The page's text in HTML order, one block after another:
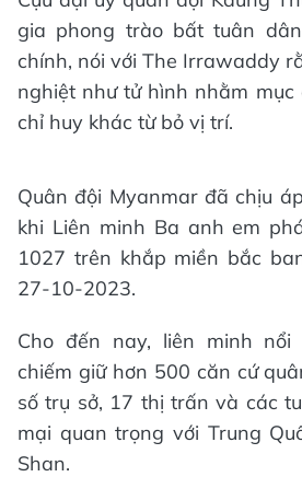
gia phong trào bất tuân
chính, nói với The Irrawaddy
nghiệt như tử hình nhằm
chỉ huy khác từ bỏ vị trí.
Quân đội Myanmar đã chịu
khi Liên minh Ba anh em
1027 trên khắp miền bắc
27-10-2023.
Cho đến nay, liên minh
chiếm giữ hơn 500 căn cứ
số trụ sở, 17 thị trấn và các
mại quan trọng với Trung
Shan.